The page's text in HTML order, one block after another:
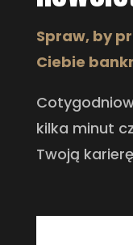
Spraw, by
Ciebie
kilka minut
Twoją